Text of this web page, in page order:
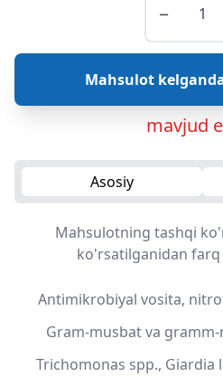
−
Mahsulot
mavjud
Asosiy
Mahsulotning tashqi
ko'rsatilganidan
Antimikrobiyal vosita,
Gram-musbat va
Trichomonas spp., Giardia